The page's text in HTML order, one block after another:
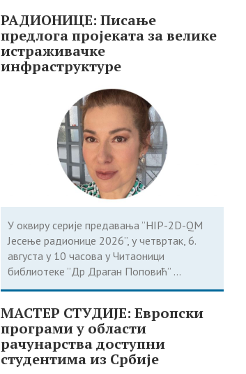
РАДИОНИЦЕ: Писање
предлога пројеката за велике
истраживачке
инфраструктуре
У оквиру серије предавања ”HIP-2D-QM
Јесење радионице 2026”, у четвртак, 6.
августа у 10 часова у Читаоници
библиотеке ”Др Драган Поповић” ...
МАСТЕР СТУДИЈЕ: Европски
програми у области
рачунарства доступни
студентима из Србије